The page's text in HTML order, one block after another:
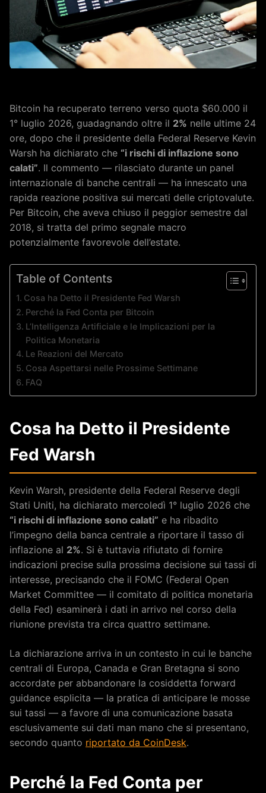
Bitcoin ha recuperato terreno verso quota $60.000 il
1° luglio 2026, guadagnando oltre il 2% nelle ultime 24
ore, dopo che il presidente della Federal Reserve Kevin
Warsh ha dichiarato che “i rischi di inflazione sono
calati”. Il commento — rilasciato durante un panel
internazionale di banche centrali — ha innescato una
rapida reazione positiva sui mercati delle criptovalute.
Per Bitcoin, che aveva chiuso il peggior semestre dal
2018, si tratta del primo segnale macro
potenzialmente favorevole dell’estate.
Table of Contents
Cosa ha Detto il Presidente Fed Warsh
Perché la Fed Conta per Bitcoin
L’Intelligenza Artificiale e le Implicazioni per la
Politica Monetaria
Le Reazioni del Mercato
Cosa Aspettarsi nelle Prossime Settimane
FAQ
Cosa ha Detto il Presidente
Fed Warsh
Kevin Warsh, presidente della Federal Reserve degli
Stati Uniti, ha dichiarato mercoledì 1° luglio 2026 che
“i rischi di inflazione sono calati” e ha ribadito
l’impegno della banca centrale a riportare il tasso di
inflazione al 2%. Si è tuttavia rifiutato di fornire
indicazioni precise sulla prossima decisione sui tassi di
interesse, precisando che il FOMC (Federal Open
Market Committee — il comitato di politica monetaria
della Fed) esaminerà i dati in arrivo nel corso della
riunione prevista tra circa quattro settimane.
La dichiarazione arriva in un contesto in cui le banche
centrali di Europa, Canada e Gran Bretagna si sono
accordate per abbandonare la cosiddetta forward
guidance esplicita — la pratica di anticipare le mosse
sui tassi — a favore di una comunicazione basata
esclusivamente sui dati man mano che si presentano,
secondo quanto riportato da CoinDesk.
Perché la Fed Conta per